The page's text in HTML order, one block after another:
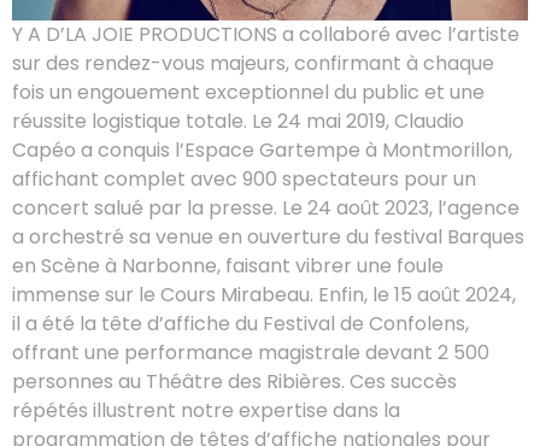
Y A D’LA JOIE PRODUCTIONS a collaboré avec l’artiste
sur des rendez-vous majeurs, confirmant à chaque
fois un engouement exceptionnel du public et une
réussite logistique totale. Le 24 mai 2019, Claudio
Capéo a conquis l’Espace Gartempe à Montmorillon,
affichant complet avec 900 spectateurs pour un
concert salué par la presse. Le 24 août 2023, l’agence
a orchestré sa venue en ouverture du festival Barques
en Scène à Narbonne, faisant vibrer une foule
immense sur le Cours Mirabeau. Enfin, le 15 août 2024,
il a été la tête d’affiche du Festival de Confolens,
offrant une performance magistrale devant 2 500
personnes au Théâtre des Ribières. Ces succès
répétés illustrent notre expertise dans la
programmation de têtes d’affiche nationales pour